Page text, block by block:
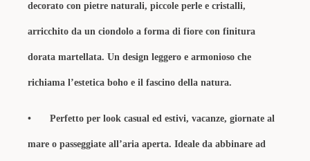
decorato con pietre naturali, piccole perle e cristalli,
arricchito da un ciondolo a forma di fiore con finitura
dorata martellata. Un design leggero e armonioso che
richiama l’estetica boho e il fascino della natura.
• Perfetto per look casual ed estivi, vacanze, giornate al
mare o passeggiate all’aria aperta. Ideale da abbinare ad